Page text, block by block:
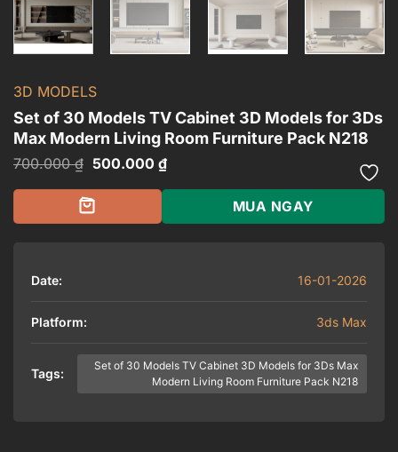
3D MODELS
Set of 30 Models TV Cabinet 3D Models for 3Ds
Max Modern Living Room Furniture Pack N218
700.000₫ Giá
là:
700.000 ₫.
500.000 ₫Giá
hiện
tại
MUA NGAY
Date: 16-01-2026
Platform: 3ds Max
Tags:
Set of 30 Models TV Cabinet 3D Models for 3Ds Max
Modern Living Room Furniture Pack N218